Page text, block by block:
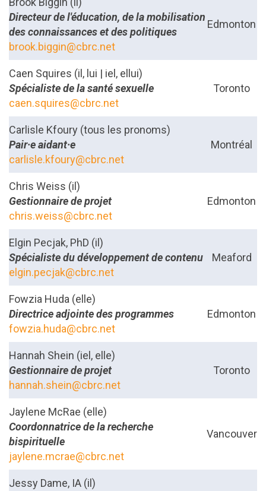
Directeur de l'éducation, de la mobilisation
des connaissances et des politiques
brook.biggin@cbrc.net
Edmonton
Caen Squires (il, lui | iel, ellui)
Spécialiste de la santé sexuelle
caen.squires@cbrc.net
Toronto
Carlisle Kfoury (tous les pronoms)
Pair·e aidant·e
carlisle.kfoury@cbrc.net
Montréal
Chris Weiss (il)
Gestionnaire de projet
chris.weiss@cbrc.net
Edmonton
Elgin Pecjak, PhD (il)
Spécialiste du développement de contenu
elgin.pecjak@cbrc.net
Meaford
Fowzia Huda (elle)
Directrice adjointe des programmes
fowzia.huda@cbrc.net
Edmonton
Hannah Shein (iel, elle)
Gestionnaire de projet
hannah.shein@cbrc.net
Toronto
Jaylene McRae (elle)
Coordonnatrice de la recherche
bispirituelle
jaylene.mcrae@cbrc.net
Vancouver
Jessy Dame, IA (il)